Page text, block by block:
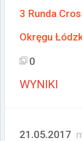
3 Runda
Okręgu
0
WYNIKI
21.05.2017